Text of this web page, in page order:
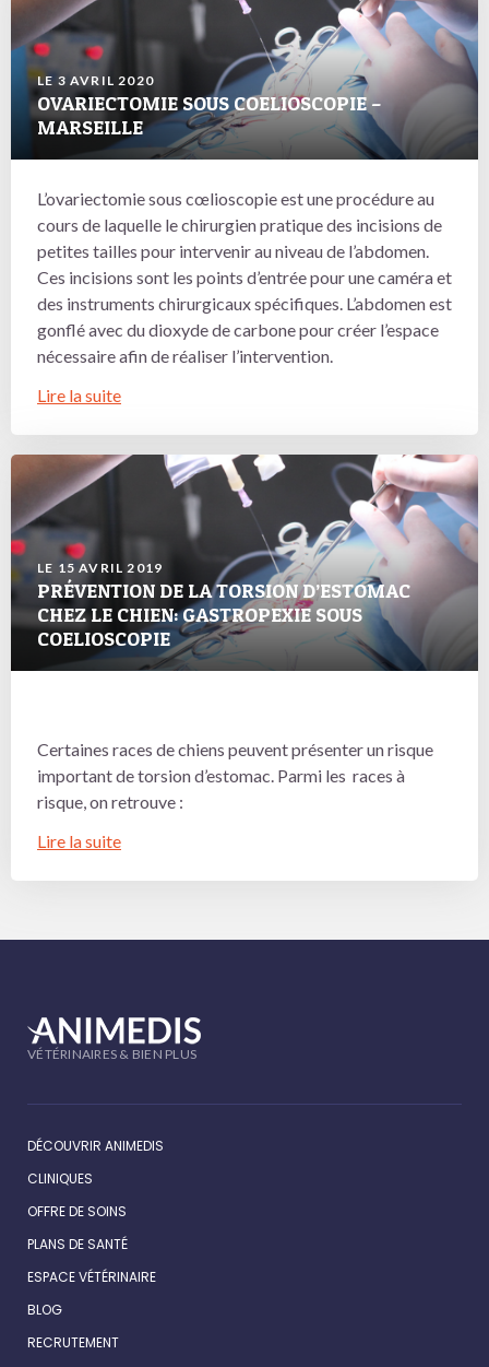
LE 3 AVRIL 2020
OVARIECTOMIE SOUS COELIOSCOPIE –
MARSEILLE
L’ovariectomie sous cœlioscopie est une procédure au
cours de laquelle le chirurgien pratique des incisions de
petites tailles pour intervenir au niveau de l’abdomen.
Ces incisions sont les points d’entrée pour une caméra et
des instruments chirurgicaux spécifiques. L’abdomen est
gonflé avec du dioxyde de carbone pour créer l’espace
nécessaire afin de réaliser l’intervention.
Lire la suite
LE 15 AVRIL 2019
PRÉVENTION DE LA TORSION D’ESTOMAC
CHEZ LE CHIEN: GASTROPEXIE SOUS
COELIOSCOPIE
Certaines races de chiens peuvent présenter un risque
important de torsion d’estomac. Parmi les races à
risque, on retrouve :
Lire la suite
VÉTÉRINAIRES & BIEN PLUS
DÉCOUVRIR ANIMEDIS
CLINIQUES
OFFRE DE SOINS
PLANS DE SANTÉ
ESPACE VÉTÉRINAIRE
BLOG
RECRUTEMENT